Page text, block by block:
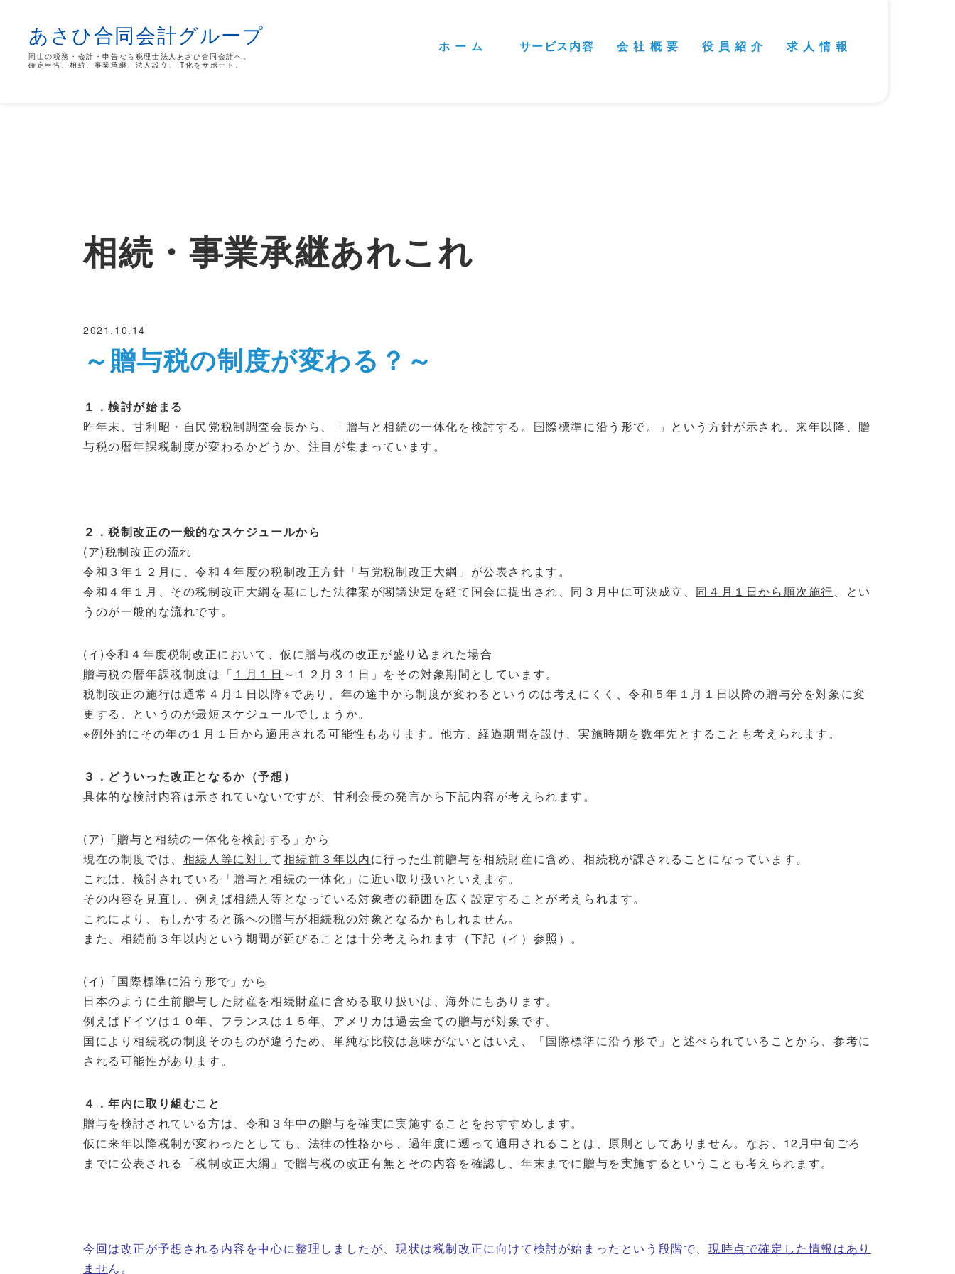
あさひ合同会計グループ
岡山の税務・会計・申告なら税理士法人あさひ合同会計へ。
確定申告、相続、事業承継、法人設立、IT化をサポート。
ホ ー ム サービス内容 会 社 概 要 役 員 紹 介 求 人 情 報
相続・事業承継あれこれ
2021.10.14
～贈与税の制度が変わる？～
１．検討が始まる
昨年末、甘利昭・自民党税制調査会長から、「贈与と相続の一体化を検討する。国際標準に沿う形で。」という方針が示され、来年以降、贈
与税の暦年課税制度が変わるかどうか、注目が集まっています。
２．税制改正の一般的なスケジュールから
(ア)税制改正の流れ
令和３年１２月に、令和４年度の税制改正方針「与党税制改正大綱」が公表されます。
令和４年１月、その税制改正大綱を基にした法律案が閣議決定を経て国会に提出され、同３月中に可決成立、 同４月１日から順次施行、とい
うのが一般的な流れです。
(イ)令和４年度税制改正において、仮に贈与税の改正が盛り込まれた場合
贈与税の暦年課税制度は「 １月１日 ～１２月３１日」をその対象期間としています。
税制改正の施行は通常４月１日以降※であり、年の途中から制度が変わるというのは考えにくく、令和５年１月１日以降の贈与分を対象に変
更する、というのが最短スケジュールでしょうか。
※例外的にその年の１月１日から適用される可能性もあります。他方、経過期間を設け、実施時期を数年先とすることも考えられます。
３．どういった改正となるか（予想）
具体的な検討内容は示されていないですが、甘利会長の発言から下記内容が考えられます。
(ア) 「贈与と相続の一体化を検討する」から
現在の制度では、 相続人等に対し て相続前３年以内に行った生前贈与を相続財産に含め、相続税が課されることになっています。
これは、検討されている「贈与と相続の一体化」に近い取り扱いといえます。
その内容を見直し、例えば相続人等となっている対象者の範囲を広く設定することが考えられます。
これにより、もしかすると孫への贈与が相続税の対象となるかもしれません。
また、相続前３年以内という期間が延びることは十分考えられます（下記（イ）参照）。
(イ) 「国際標準に沿う形で」から
日本のように生前贈与した財産を相続財産に含める取り扱いは、海外にもあります。
例えばドイツは１０年、フランスは１５年、アメリカは過去全ての贈与が対象です。
国により相続税の制度そのものが違うため、単純な比較は意味がないとはいえ、「国際標準に沿う形で」と述べられていることから、参考に
される可能性があります。
４．年内に取り組むこと
贈与を検討されている方は、令和３年中の贈与を確実に実施することをおすすめします。
仮に来年以降税制が変わったとしても、法律の性格から、過年度に遡って適用されることは、原則としてありません。なお、12月中旬ごろ
までに公表される「税制改正大綱」で贈与税の改正有無とその内容を確認し、年末までに贈与を実施するということも考えられます。
今回は改正が予想される内容を中心に整理しましたが、現状は税制改正に向けて検討が始まったという段階で、 現時点で確定した情報はあり
ません。